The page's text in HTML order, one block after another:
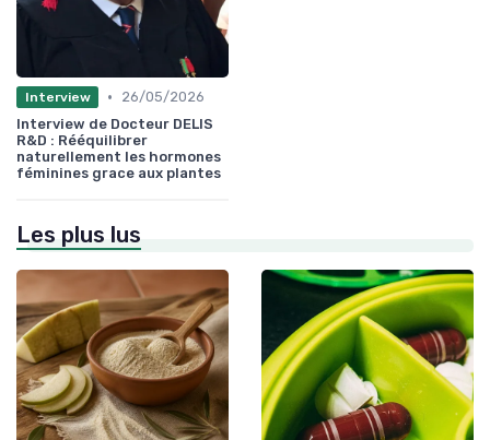
Interview •
26/05/2026
Interview de Docteur DELIS
R&D : Rééquilibrer
naturellement les hormones
féminines grace aux plantes
Les plus lus